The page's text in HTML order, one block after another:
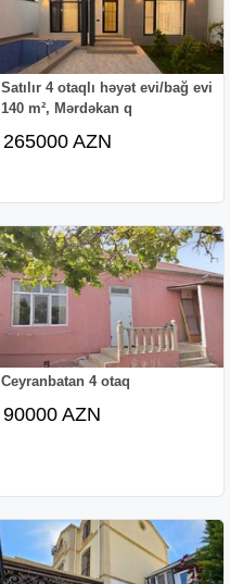
Satılır 4 otaqlı həyət evi/bağ evi
140 m², Mərdəkan q
265000 AZN
Ceyranbatan 4 otaq
90000 AZN